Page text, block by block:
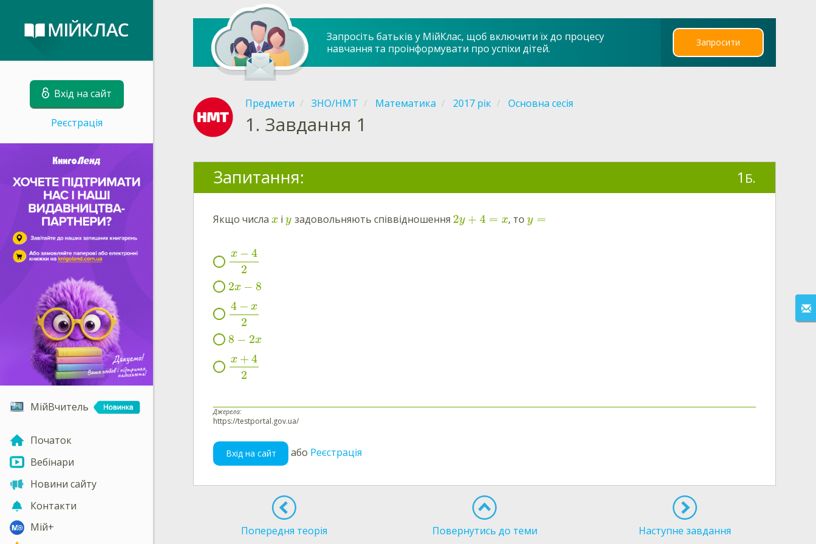
Вхід на сайт
Реєстрація
МійВчитель
Початок
Вебінари
Новини сайту
Контакти
Мій+
Запросіть батьків у МійКлас, щоб включити їх до процесу
навчання та проінформувати про успіхи дітей.
Запросити
Предмети ЗНО/НМТ Математика 2017 рік Основна сесія
1. Завдання 1
Запитання: 1 Б.
Якщо числа x іy задовольняють співвідношення 2y + 4 = x, то y =
x − 4
2
2x − 8
4 − x
2
8 − 2x
x +4
2
Джерела:
https://testportal.gov.ua/
Вхід на сайт або Реєстрація
Попередня теорія Повернутись до теми Наступне завдання